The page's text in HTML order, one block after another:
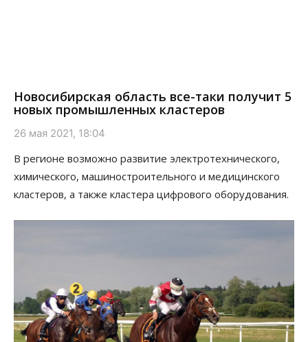
Новосибирская область все-таки получит 5
новых промышленных кластеров
26 мая 2021, 18:04
В регионе возможно развитие электротехнического,
химического, машиностроительного и медицинского
кластеров, а также кластера цифрового оборудования.